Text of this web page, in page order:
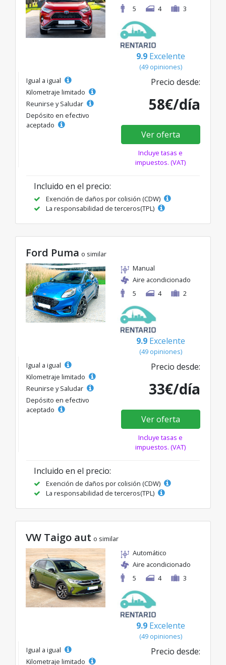
5
4 3
9.9 Excelente
(49 opiniones)
Igual a igual
Kilometraje limitado
Reunirse y Saludar
Depósito en efectivo
aceptado
Precio desde:
58€/día
Ver oferta
Incluye tasas e
impuestos. (VAT)
Incluido en el precio:
Exención de daños por colisión (CDW)
La responsabilidad de terceros(TPL)
Ford Puma o similar
Manual
Aire acondicionado
5
4 2
9.9 Excelente
(49 opiniones)
Igual a igual
Kilometraje limitado
Reunirse y Saludar
Depósito en efectivo
aceptado
Precio desde:
33€/día
Ver oferta
Incluye tasas e
impuestos. (VAT)
Incluido en el precio:
Exención de daños por colisión (CDW)
La responsabilidad de terceros(TPL)
VW Taigo aut o similar
Automático
Aire acondicionado
5
4 3
9.9 Excelente
(49 opiniones)
Igual a igual
Kilometraje limitado
Precio desde: